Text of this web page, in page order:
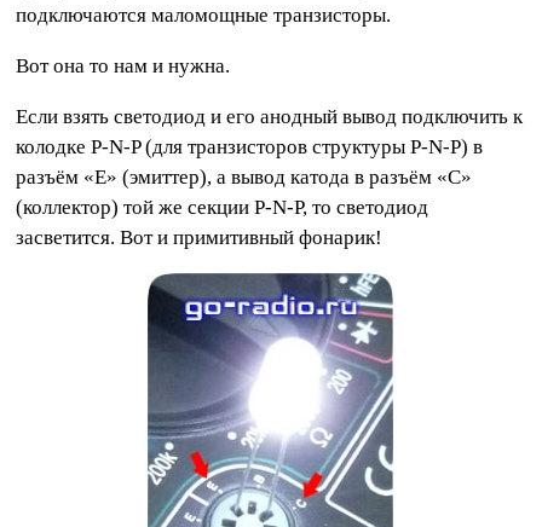
подключаются маломощные транзисторы.
Вот она то нам и нужна.
Если взять светодиод и его анодный вывод подключить к
колодке P-N-P (для транзисторов структуры P-N-P) в
разъём «E» (эмиттер), а вывод катода в разъём «С»
(коллектор) той же секции P-N-P, то светодиод
засветится. Вот и примитивный фонарик!